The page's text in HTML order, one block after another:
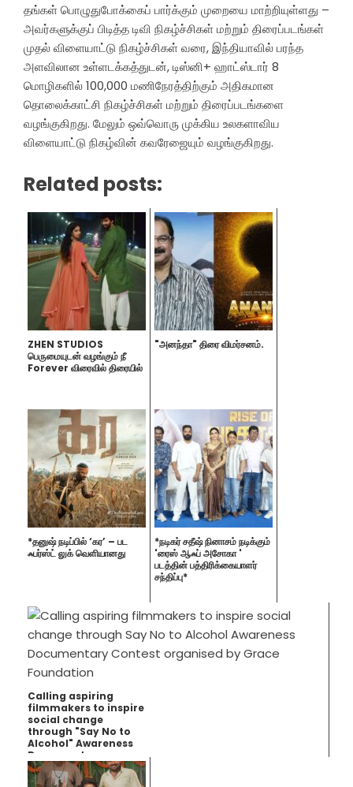
தங்கள் பொழுதுபோக்கைப் பார்க்கும் முறையை மாற்றியுள்ளது –
அவர்களுக்குப் பிடித்த டிவி நிகழ்ச்சிகள் மற்றும் திரைப்படங்கள்
முதல் விளையாட்டு நிகழ்ச்சிகள் வரை, இந்தியாவில் பரந்த
அளவிலான உள்ளடக்கத்துடன், டிஸ்னி+ ஹாட்ஸ்டார் 8
மொழிகளில் 100,000 மணிநேரத்திற்கும் அதிகமான
தொலைக்காட்சி நிகழ்ச்சிகள் மற்றும் திரைப்படங்களை
வழங்குகிறது. மேலும் ஒவ்வொரு முக்கிய உலகளாவிய
விளையாட்டு நிகழ்வின் கவரேஜையும் வழங்குகிறது.
Related posts:
ZHEN STUDIOS
பெருமையுடன் வழங்கும் நீ
Forever விரைவில் திரையில்
"அனந்தா" திரை விமர்சனம்.
*தனுஷ் நடிப்பில் ‘கர’ – பட
ஃபர்ஸ்ட் லுக் வெளியானது
*நடிகர் சதீஷ் நினாசம் நடிக்கும்
'ரைஸ் ஆஃப் அசோகா '
படத்தின் பத்திரிக்கையாளர்
சந்திப்பு*
Calling aspiring
filmmakers to inspire
social change
through "Say No to
Alcohol" Awareness
Documentary
Contest organised by
Grace Foundation